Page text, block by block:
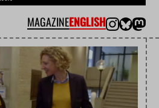
MAGAZINEENGLISH